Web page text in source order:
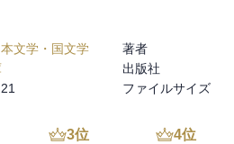
本文学・国文学 著者
出版社
ファイルサイズ
3位 4位